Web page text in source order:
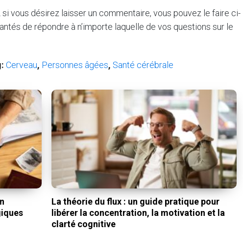
vous désirez laisser un commentaire, vous pouvez le faire ci-
de répondre à n’importe laquelle de vos questions sur le
Cerveau, Personnes âgées, Santé cérébrale
La théorie du flux : un guide pratique pour
libérer la concentration, la motivation et la
clarté cognitive